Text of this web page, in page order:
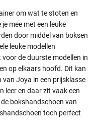
om wat te stoten en
mee met een leuke
door middel van boksen
leuke modellen
de duurste modellen in
op elkaars hoofd. Dit kan
van Joya in een prijsklasse
leer en daar zit vaak een
bokshandschoen van
toch perfect